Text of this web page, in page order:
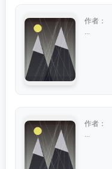
作者：
作者：